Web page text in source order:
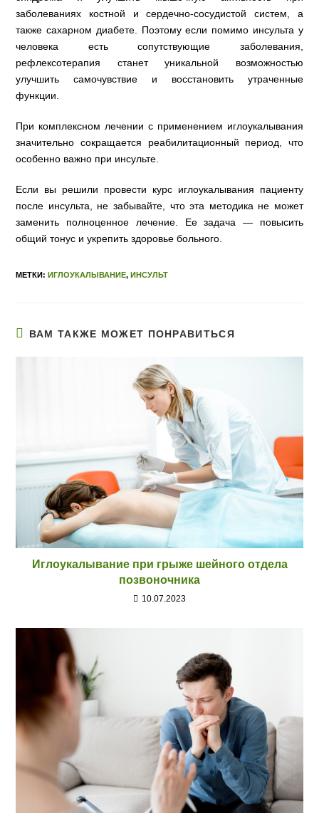
заболеваниях костной и сердечно-сосудистой систем, а
также сахарном диабете. Поэтому если помимо инсульта у
человека есть сопутствующие заболевания,
рефлексотерапия станет уникальной возможностью
улучшить самочувствие и восстановить утраченные
функции.
При комплексном лечении с применением иглоукалывания
значительно сокращается реабилитационный период, что
особенно важно при инсульте.
Если вы решили провести курс иглоукалывания пациенту
после инсульта, не забывайте, что эта методика не может
заменить полноценное лечение. Ее задача — повысить
общий тонус и укрепить здоровье больного.
МЕТКИ: ИГЛОУКАЛЫВАНИЕ, ИНСУЛЬТ
ВАМ ТАКЖЕ МОЖЕТ ПОНРАВИТЬСЯ
Иглоукалывание при грыже шейного отдела
позвоночника
10.07.2023